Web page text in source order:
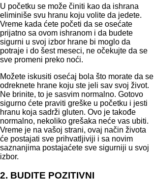
U početku se može činiti kao da ishrana
eliminiše svu hranu koju volite da jedete.
Vreme kada ćete početi da se osećate
prijatno sa ovom ishranom i da budete
sigurni u svoj izbor hrane bi moglo da
potraje i do šest meseci, ne očekujte da se
sve promeni preko noći.
Možete iskusiti osećaj bola što morate da se
odreknete hrane koju ste jeli sav svoj život.
Ne brinite, to je sasvim normalno. Gotovo
sigurno ćete praviti greške u početku i jesti
hranu koja sadrži gluten. Ovo je takođe
normalno, nekoliko grešaka neće vas ubiti.
Vreme je na vašoj strani, ovaj način života
će postajati sve prihvatljiviji i sa novim
saznanjima postajaćete sve sigurniji u svoj
izbor.
2. BUDITE POZITIVNI